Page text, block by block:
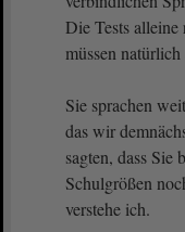
Die Tests alleine
müssen
Sie sprachen
das wir
sagten, dass Sie
Schulgrößen
verstehe ich.